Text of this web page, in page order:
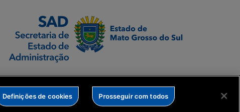
Definições de cookies Prosseguir com todos